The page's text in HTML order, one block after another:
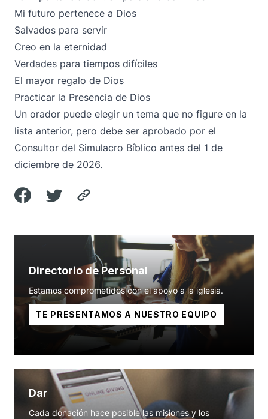
Mi futuro pertenece a Dios
Salvados para servir
Creo en la eternidad
Verdades para tiempos difíciles
El mayor regalo de Dios
Practicar la Presencia de Dios
Un orador puede elegir un tema que no figure en la
lista anterior, pero debe ser aprobado por el
Consultor del Simulacro Bíblico antes del 1 de
diciembre de 2026.
Directorio de Personal
Estamos comprometidos con el apoyo a la iglesia.
TE PRESENTAMOS A NUESTRO EQUIPO
Dar
Cada donación hace posible las misiones y los